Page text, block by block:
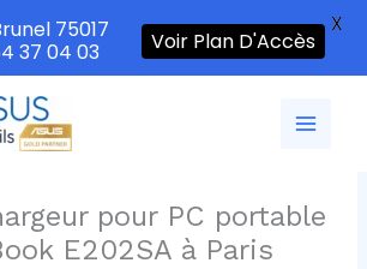
pour PC portable
E202SA à Paris
75017
37 04 03
Voir Plan D'Accès
X